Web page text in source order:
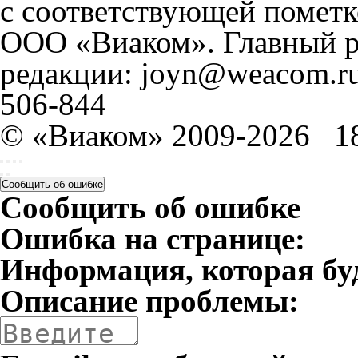
с соответствующей
ООО «Виаком». Главный
редакции:
506-844
© «Виаком» 2009-2026
Сообщить об ошибке
Сообщить об ошибке
Ошибка на странице:
Информация, которая
Описание проблемы: